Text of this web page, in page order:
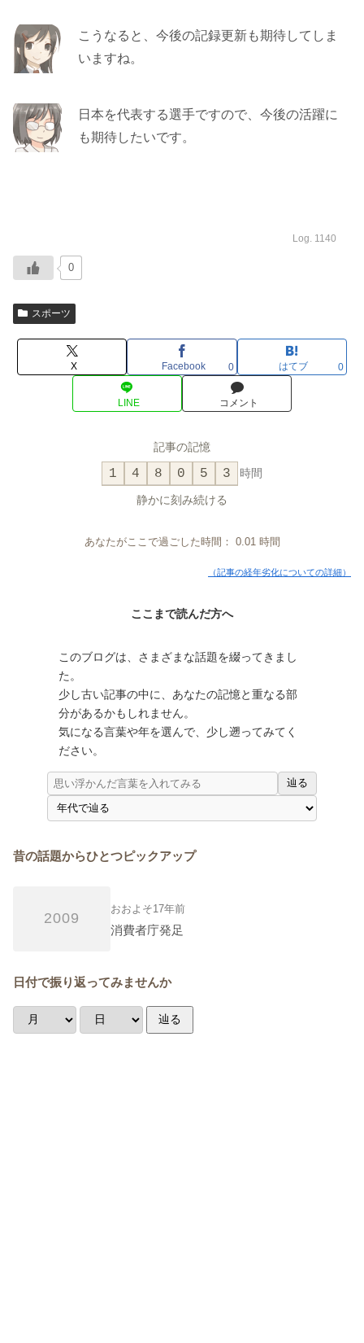
こうなると、今後の記録更新も期待してしま
いますね。
日本を代表する選手ですので、今後の活躍に
も期待したいです。
Log. 1140
0
スポーツ
X Facebook 0 はてブ 0
LINE コメント
記事の記憶
1 4 8 0 5 3 時間
静かに刻み続ける
あなたがここで過ごした時間： 0.01時間
（記事の経年劣化についての詳細）
ここまで読んだ方へ
このブログは、さまざまな話題を綴ってきまし
た。
少し古い記事の中に、あなたの記憶と重なる部
分があるかもしれません。
気になる言葉や年を選んで、少し遡ってみてく
ださい。
辿る
昔の話題からひとつピックアップ
2009
おおよそ17年前
消費者庁発足
日付で振り返ってみませんか
辿る